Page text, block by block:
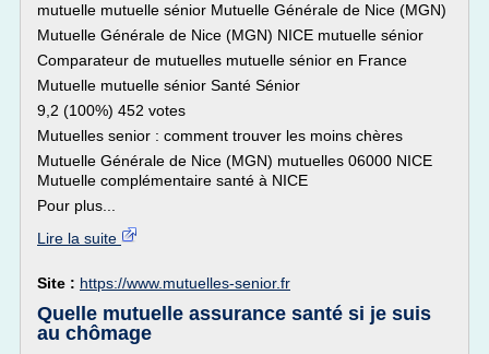
mutuelle mutuelle sénior Mutuelle Générale de Nice (MGN)
Mutuelle Générale de Nice (MGN) NICE mutuelle sénior
Comparateur de mutuelles mutuelle sénior en France
Mutuelle mutuelle sénior Santé Sénior
9,2 (100%) 452 votes
Mutuelles senior : comment trouver les moins chères
Mutuelle Générale de Nice (MGN) mutuelles 06000 NICE
Mutuelle complémentaire santé à NICE
Pour plus...
Lire la suite
Site : https://www.mutuelles-senior.fr
Quelle mutuelle assurance santé si je suis
au chômage